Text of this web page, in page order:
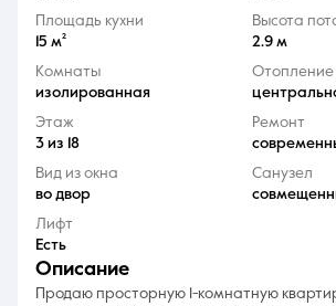
Площадь кухни
15 м²
Высота
2.9 м
Комнаты
изолированная
Отопление
Этаж
3 из 18
Ремонт
Вид из окна
во двор
Санузел
Лифт
Есть
описание
Продаю просторную 1-комнатную